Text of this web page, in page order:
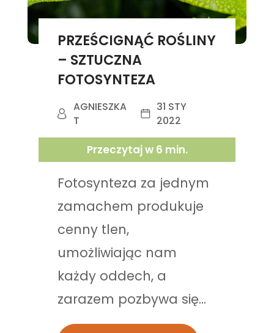
PRZEŚCIGNĄĆ ROŚLINY
– SZTUCZNA
FOTOSYNTEZA
AGNIESZKA
T
31 STY
2022
Przeczytaj w 6 min.
Fotosynteza za jednym
zamachem produkuje
cenny tlen,
umożliwiając nam
każdy oddech, a
zarazem pozbywa się...